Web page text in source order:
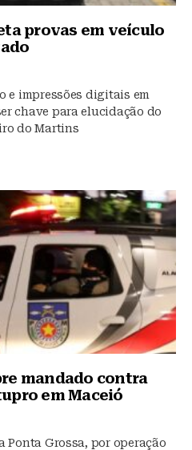
provas em veículo
e impressões digitais em
chave para elucidação do
do Martins
mandado contra
em Maceió
Ponta Grossa, por operação